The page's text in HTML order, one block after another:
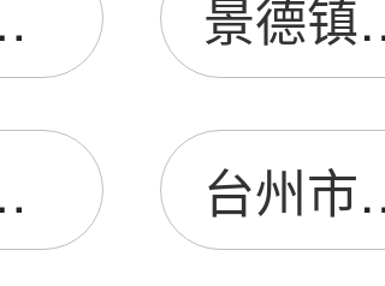
有限公司 景德镇
经销部 台州